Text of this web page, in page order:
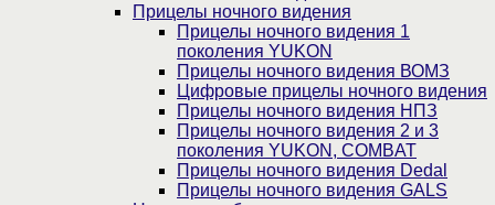
Прицелы ночного видения
Прицелы ночного видения 1
поколения YUKON
Прицелы ночного видения ВОМЗ
Цифровые прицелы ночного видения
Прицелы ночного видения НПЗ
Прицелы ночного видения 2 и 3
поколения YUKON, COMBAT
Прицелы ночного видения Dedal
Прицелы ночного видения GALS